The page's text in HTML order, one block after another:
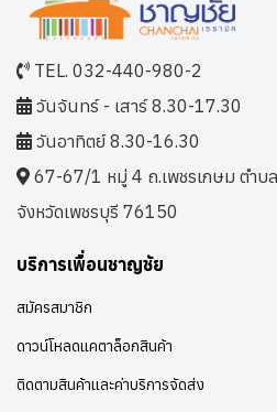
TEL. 032-440-980-2
วันจันทร์ - เสาร์ 8.30-17.30
วันอาทิตย์ 8.30-16.30
67-67/1 หมู่ 4 ถ.เพชรเกษม ตำบ
จังหวัดเพชรบุรี 76150
บริการเพื่อนชาญชัย
สมัครสมาชิก
ดาวน์โหลดแคตาล็อกสินค้า
ติดตามสินค้าและค่าบริการจัดส่ง